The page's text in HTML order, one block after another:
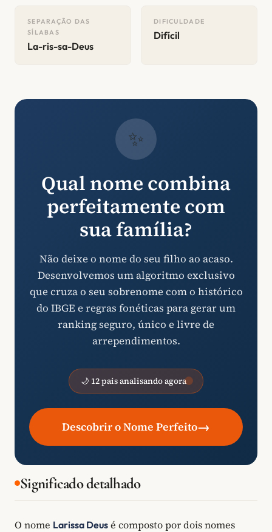
SEPARAÇÃO DAS
SÍLABAS
La-ris-sa-Deus
DIFICULDADE
Difícil
✨
Qual nome combina
perfeitamente com
sua família?
Não deixe o nome do seu filho ao acaso.
Desenvolvemos um algoritmo exclusivo
que cruza o seu sobrenome com o histórico
do IBGE e regras fonéticas para gerar um
ranking seguro, único e livre de
arrependimentos.
🌙 12 pais analisando agora
Descobrir o Nome Perfeito→
Significado detalhado
O nome Larissa Deus é composto por dois nomes